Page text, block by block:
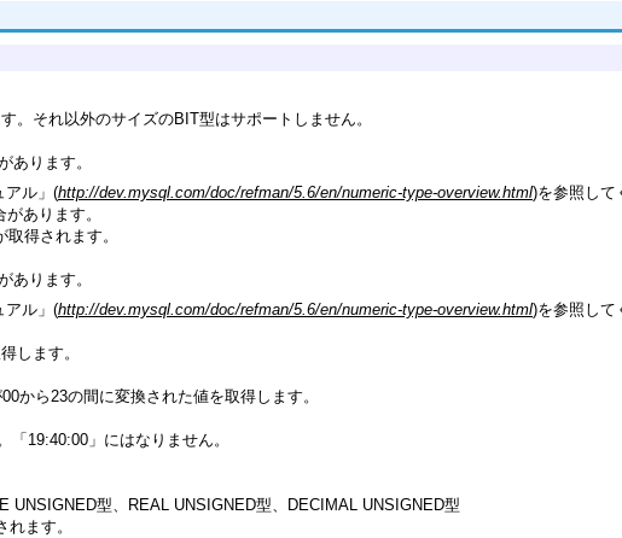
。それ以外のサイズのBIT型はサポートしません。
あります。
アル」(http://dev.mysql.com/doc/refman/5.6/en/numeric-type-overview.html)を参照して
あります。
得されます。
あります。
アル」(http://dev.mysql.com/doc/refman/5.6/en/numeric-type-overview.html)を参照して
します。
から23の間に変換された値を取得します。
19:40:00」にはなりません。
UNSIGNED型、REAL UNSIGNED型、DECIMAL UNSIGNED型
ます。